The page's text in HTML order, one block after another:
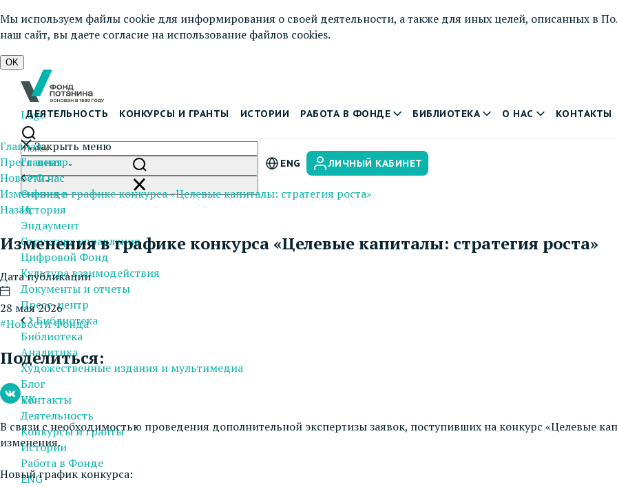
Мы используем файлы cookie для информирования о своей деятельности, а также для иных целей, описанных в
наш сайт, вы даете согласие на использование файлов cookies.
OK
Logo
ДЕЯТЕЛЬНОСТЬ КОНКУРСЫ И ГРАНТЫ ИСТОРИИ РАБОТА В ФОНДЕ БИБЛИОТЕКА О НАС КОНТАКТЫ
ENG ЛИЧНЫЙ КАБИНЕТ
Закрыть меню
Главная
О нас
О фонде
История
Эндаумент
Структура управления
Цифровой Фонд
Культура взаимодействия
Документы и отчеты
Пресс-центр
Библиотека
Библиотека
Аналитика
Художественные издания и мультимедиа
Блог
Контакты
Деятельность
Конкурсы и гранты
Истории
Работа в Фонде
ENG
Главная
Пресс-центр
Новости
Изменения в графике конкурса «Целевые капиталы: стратегия роста»
Назад
Изменения в графике конкурса «Целевые капиталы: стратегия роста»
Дата публикации
28 мая 2026
#Новости Фонда
Поделиться:
VK
В связи с необходимостью проведения дополнительной экспертизы заявок, поступивших на конкурс «Целевые
изменения.
Новый график конкурса: